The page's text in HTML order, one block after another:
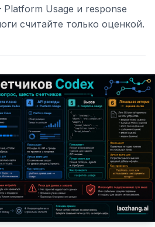
Usage и response
считайте только оценкой.